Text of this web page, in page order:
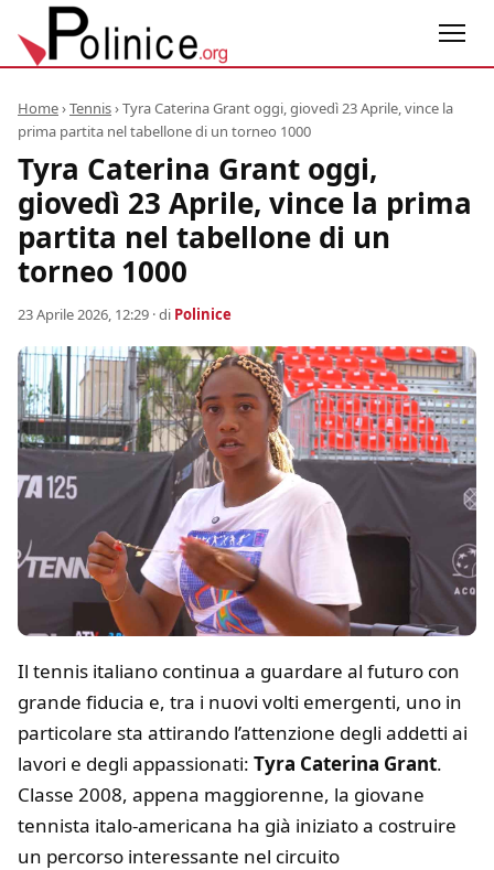
Home›Tennis›Tyra Caterina Grant oggi, giovedì 23 Aprile, vince la
prima partita nel tabellone di un torneo 1000
Tyra Caterina Grant oggi,
giovedì 23 Aprile, vince la prima
partita nel tabellone di un
torneo 1000
23 Aprile 2026, 12:29 · di Polinice
Il tennis italiano continua a guardare al futuro con
grande fiducia e, tra i nuovi volti emergenti, uno in
particolare sta attirando l’attenzione degli addetti ai
lavori e degli appassionati: Tyra Caterina Grant.
Classe 2008, appena maggiorenne, la giovane
tennista italo-americana ha già iniziato a costruire
un percorso interessante nel circuito